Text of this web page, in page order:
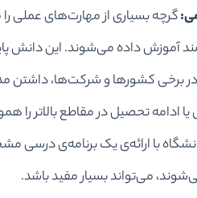
گرچه بسیاری از مهارت‌های عملی
آموزش داده می‌شوند. این دانش
در برخی کشورها و شرکت‌ها، داشتن
تحصیل در مقاطع بالاتر را
با ارائه‌ی یک برنامه‌ی درسی
می‌تواند بسیار مفید باشد.